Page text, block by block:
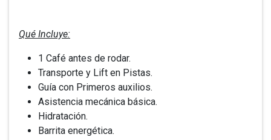
Qué Incluye:
1 Café antes de rodar.
Transporte y Lift en Pistas.
Guía con Primeros auxilios.
Asistencia mecánica básica.
Hidratación.
Barrita energética.